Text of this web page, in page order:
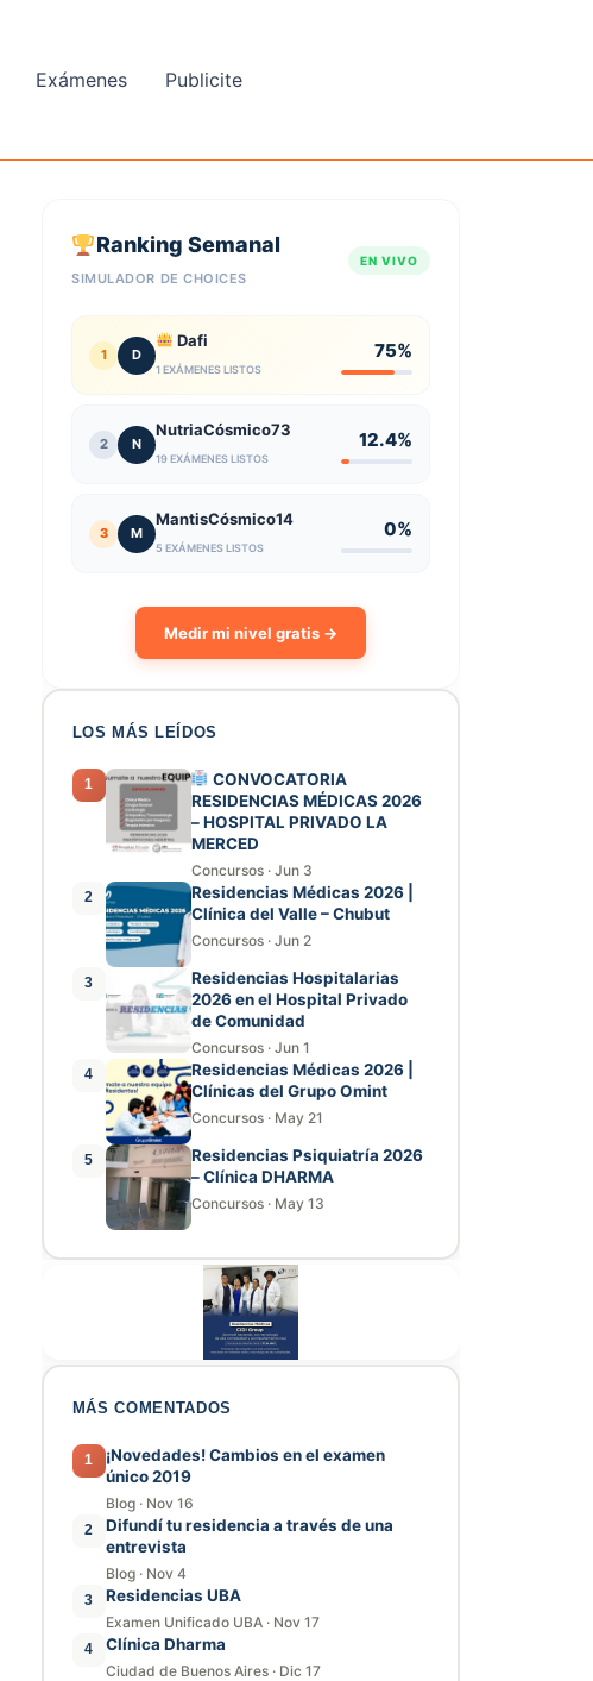
Exámenes Publicite
Ranking Semanal
SIMULADOR DE CHOICES
EN VIVO
1 D
Dafi
1 EXÁMENES LISTOS
75%
2 N
NutriaCósmico73
19 EXÁMENES LISTOS
12.4%
3 M
MantisCósmico14
5 EXÁMENES LISTOS
0%
Medir mi nivel gratis →
LOS MÁS LEÍDOS
1
CONVOCATORIA
RESIDENCIAS MÉDICAS 2026
– HOSPITAL PRIVADO LA
MERCED
Concursos · Jun 3
2
Residencias Médicas 2026 |
Clínica del Valle – Chubut
Concursos · Jun 2
3
Residencias Hospitalarias
2026 en el Hospital Privado
de Comunidad
Concursos · Jun 1
4
Residencias Médicas 2026 |
Clínicas del Grupo Omint
Concursos · May 21
5
Residencias Psiquiatría 2026
– Clínica DHARMA
Concursos · May 13
MÁS COMENTADOS
1
¡Novedades! Cambios en el examen
único 2019
Blog · Nov 16
2
Difundí tu residencia a través de una
entrevista
Blog · Nov 4
3 Residencias UBA
Examen Unificado UBA · Nov 17
4 Clínica Dharma
Ciudad de Buenos Aires · Dic 17